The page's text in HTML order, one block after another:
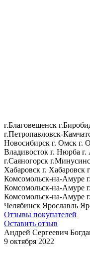
г.Благовещенск
г.Петропавловск-
Новосибирск г. Омск г.
Владивосток г. Нюрба г.
г.Саяногорск
Хабаровск г. Хабаровск
Комсомольск-на-Амуре
Комсомольск-на-Амуре
Комсомольск-на-Амуре
Челябинск Ярославль
Отзывы покупателей
Оставить отзыв
Андрей Сергеевич
9 октября 2022